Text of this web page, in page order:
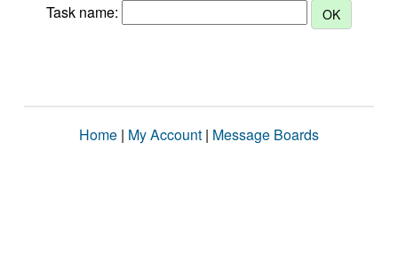
Task name:
Home | My Account | Message Boards